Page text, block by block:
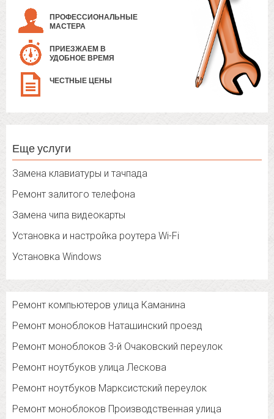
ПРОФЕССИОНАЛЬНЫЕ
МАСТЕРА
ПРИЕЗЖАЕМ В
УДОБНОЕ ВРЕМЯ
ЧЕСТНЫЕ ЦЕНЫ
Еще услуги
Замена клавиатуры и тачпада
Ремонт залитого телефона
Замена чипа видеокарты
Установка и настройка роутера Wi-Fi
Установка Windows
Ремонт компьютеров улица Каманина
Ремонт моноблоков Наташинский проезд
Ремонт моноблоков 3-й Очаковский переулок
Ремонт ноутбуков улица Лескова
Ремонт ноутбуков Марксистский переулок
Ремонт моноблоков Производственная улица